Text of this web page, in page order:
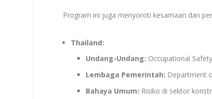
Program ini juga menyoroti kesamaan dan
Thailand:
Undang-Undang: Occupational
Lembaga Pemerintah: Department
Bahaya Umum: Risiko di sektor